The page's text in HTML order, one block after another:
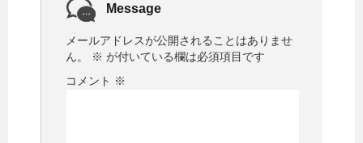
Message
メールアドレスが公開されることはありませ
ん。
※ が付いている欄は必須項目です
コメント ※